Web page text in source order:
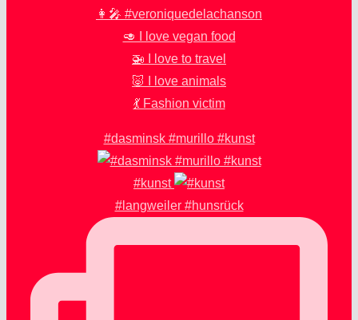
👩‍🎤 #veroniquedelachanson
🥑 I love vegan food
🚁 I love to travel
🐷 I love animals
💃 Fashion victim
#dasminsk #murillo #kunst
#kunst
#langweiler #hunsrück